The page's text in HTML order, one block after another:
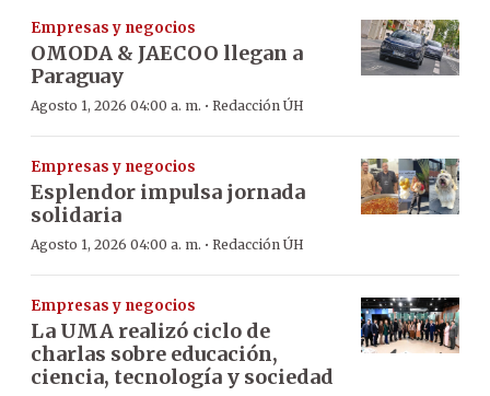
Empresas y negocios
OMODA & JAECOO llegan a
Paraguay
Agosto 1, 2026 04:00 a. m. · Redacción ÚH
Empresas y negocios
Esplendor impulsa jornada
solidaria
Agosto 1, 2026 04:00 a. m. · Redacción ÚH
Empresas y negocios
La UMA realizó ciclo de
charlas sobre educación,
ciencia, tecnología y sociedad